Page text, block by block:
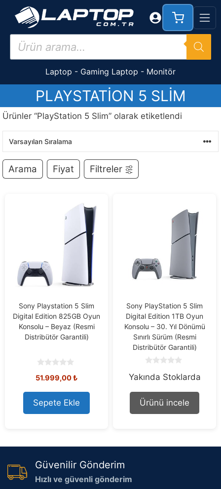
İçeriğe
Products
search
Laptop - Gaming Laptop - Monitör
PLAYSTATION 5 SLIM
Ürünler “PlayStation 5 Slim” olarak etiketlendi
Arama Fiyat Filtreler
Sony Playstation 5 Slim
Digital Edition 825GB Oyun
Konsolu – Beyaz (Resmi
Distribütör Garantili)
o
t
o
f
5
51.999,00₺
Sepete Ekle
Sony PlayStation 5 Slim
Digital Edition 1TB Oyun
Konsolu – 30. Yıl Dönümü
Sınırlı Sürüm (Resmi
Distribütör Garantili)
o
t
f
Yakında Stoklarda
Ürünü incele
Güvenilir Gönderim
Hızlı ve güvenli gönderim